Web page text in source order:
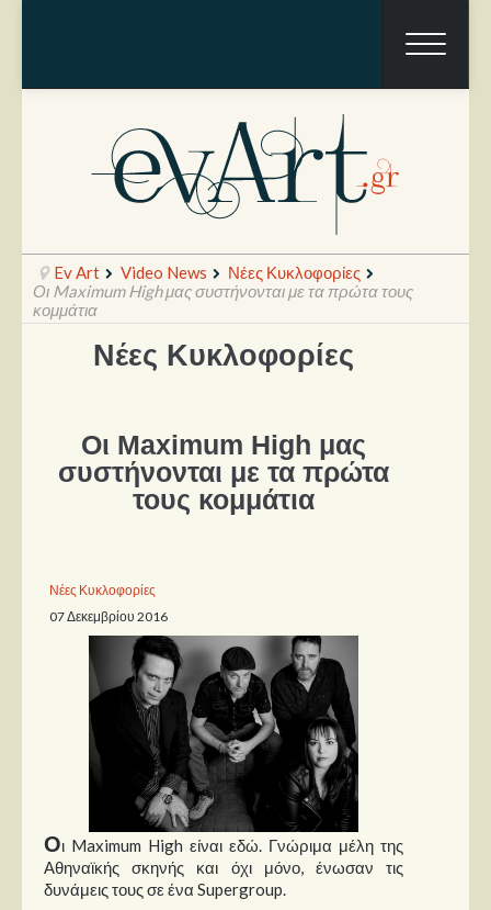
Ραπόρτο
Θέατρο
Συνεντεύξεις
Δίσκοι
Σειρές
Ταινίες
Βιβλία
Video News
Καλλιτέχνες
Μουσικοί
Διάφοροι
Εκτός Συνόρων
Ev Art Video News
Νέες Κυκλοφορίες
Οι Maximum High μας συστήνονται με τα πρώτα τους
κομμάτια
Νέες Κυκλοφορίες
Οι Maximum High μας
συστήνονται με τα πρώτα
τους κομμάτια
Νέες Κυκλοφορίες
07 Δεκεμβρίου 2016
Οι Maximum High είναι εδώ. Γνώριμα μέλη της
Αθηναϊκής σκηνής και όχι μόνο, ένωσαν τις
δυνάμεις τους σε ένα Supergroup.